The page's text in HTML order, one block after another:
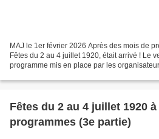
MAJ le 1er février 2026 Après des mois de
Fêtes du 2 au 4 juillet 1920, était arrivé ! Le
programme mis en place par les
Fêtes du 2 au 4 juillet 1920
programmes (3e partie)